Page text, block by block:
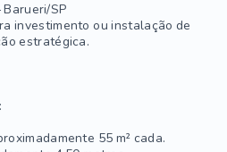
Barueri/SP
investimento ou instalação de
estratégica.
55 m² cada.